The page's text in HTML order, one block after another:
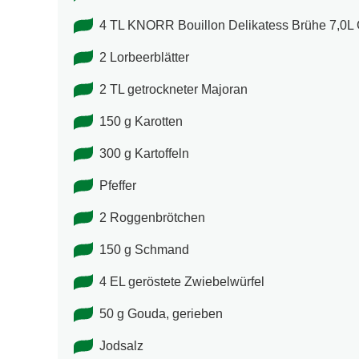
4 TL KNORR Bouillon Delikatess Brühe 7,0L
2 Lorbeerblätter
2 TL getrockneter Majoran
150 g Karotten
300 g Kartoffeln
Pfeffer
2 Roggenbrötchen
150 g Schmand
4 EL geröstete Zwiebelwürfel
50 g Gouda, gerieben
Jodsalz